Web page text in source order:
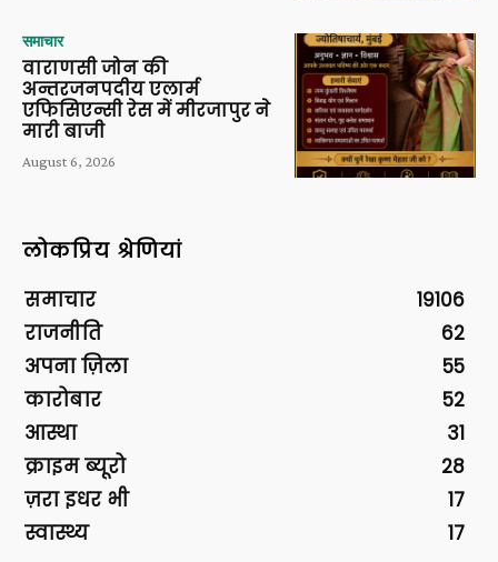
समाचार
वाराणसी जोन की
अन्तरजनपदीय एलार्म
एफिसिएन्सी रेस में मीरजापुर ने
मारी बाजी
August 6, 2026
लोकप्रिय श्रेणियां
समाचार
19106
राजनीति
62
अपना ज़िला
55
कारोबार
52
आस्था
31
क्राइम ब्यूरो
28
ज़रा इधर भी
17
स्वास्थ्य
17